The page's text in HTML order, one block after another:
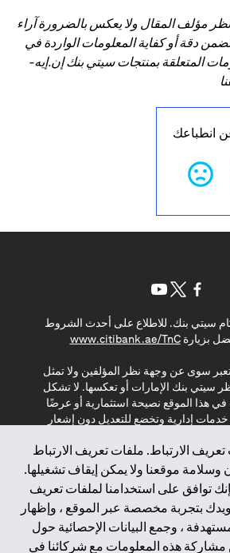
مؤلف المقال ولا يعكس بالضرورة آراء
دقة أو كفاية المعلومات الواردة في
المتعلقة بمنتجات سيتي بنك إن.إيه-
انطباعك
الارتباط. ملفات تعريف الارتباط
وسلامة موقعنا ولا يمكن إيقاف تشغيلها.
توافق على استخدامنا لملفات تعريف
بتجربة مخصصة عبر الموقع ، وإظهار
، وجمع البيانات الإحصائية حول
مشاركة هذه المعلومات مع شركائنا في
سيتي بنك. للاطلاع على أحدث الشروط
بزيارةwww.citibank.ae/TnC
(opens in a new tab)
تعبر سوى عن وجهة نظر المؤلفين ولا تمثل
سيتي بنك الإمارات أو تعكسها. لا تشكل
في هذا الموقع نصيحة استثمارية أو عرضًا
خدمات إدارية وتخضع للتعديل دون إشعار
والخدمات المذكورة في هذا الموقع للأفراد
أو المنطقة الاقتصادية الأوروبية أو
أو جيرسي أو موناكو أو سان مارينو أو
أو المملكة المتحدة أو خصوصية البيانات
العامة \ قانون حماية البيانات الشخصية
نيوزيلندا). المحتوى الموجود في هذه